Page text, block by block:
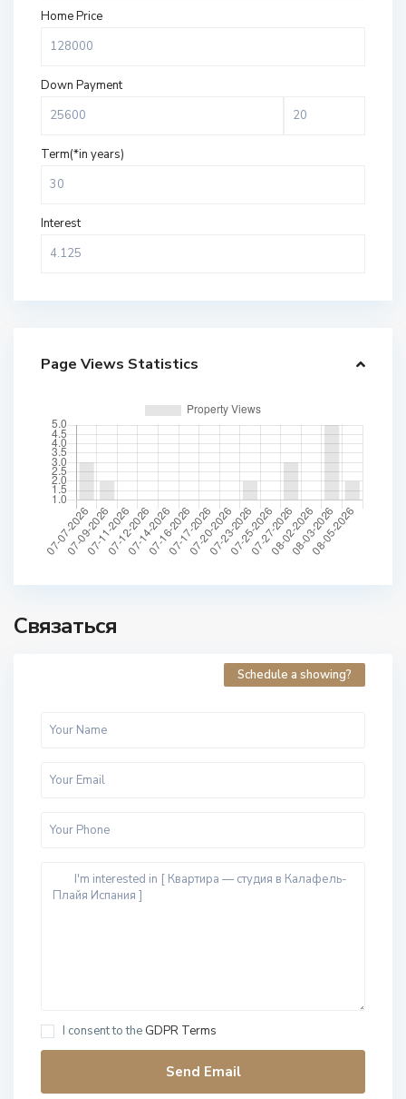
Home Price
Down Payment
Term(*in years)
Interest
Page Views Statistics
Связаться
Schedule a showing?
I consent to the GDPR Terms